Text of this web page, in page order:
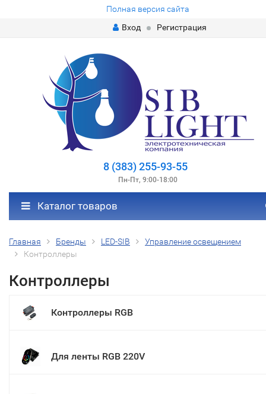
Полная версия сайта
Вход
Регистрация
8 (383) 255-93-55
Пн-Пт, 9:00-18:00
Каталог товаров
Главная Бренды LED-SIB
Управление освещением
Контроллеры
Контроллеры
Контроллеры RGB
Для ленты RGB 220V